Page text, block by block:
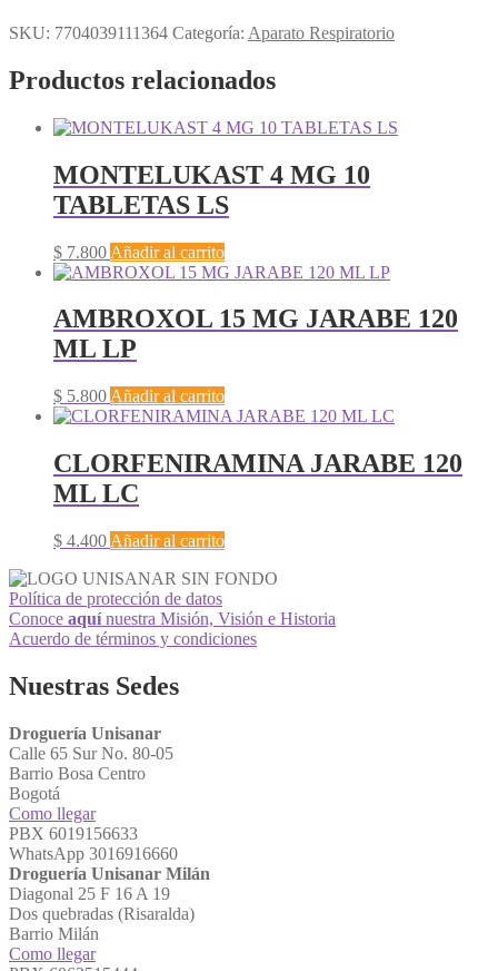
SKU: 7704039111364 Categoría: Aparato Respiratorio
Productos relacionados
MONTELUKAST 4 MG 10
TABLETAS LS
$ 7.800 Añadir al carrito
AMBROXOL 15 MG JARABE 120
ML LP
$ 5.800 Añadir al carrito
CLORFENIRAMINA JARABE 120
ML LC
$ 4.400 Añadir al carrito
Política de protección de datos
Conoce aquínuestra Misión, Visión e Historia
Acuerdo de términos y condiciones
Nuestras Sedes
Droguería Unisanar
Calle 65 Sur No. 80-05
Barrio Bosa Centro
Bogotá
Como llegar
PBX 6019156633
WhatsApp 3016916660
Droguería Unisanar Milán
Diagonal 25 F 16 A 19
Dos quebradas (Risaralda)
Barrio Milán
Como llegar